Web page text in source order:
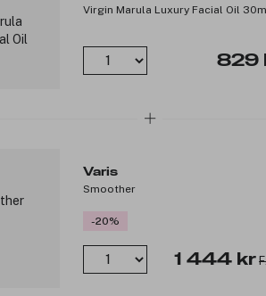
Virgin Marula Luxury Facial Oil
829
Varis
Smoother
-20%
1 444 kr